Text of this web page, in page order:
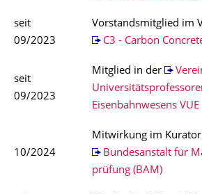
seit
09/2023
Vorstandsmitglied im
C3 - Carbon
seit
09/2023
Mitglied in der
Eisenbahnwesens VUE
10/2024
Mitwirkung im
Bundesanstalt für
prüfung (BAM)